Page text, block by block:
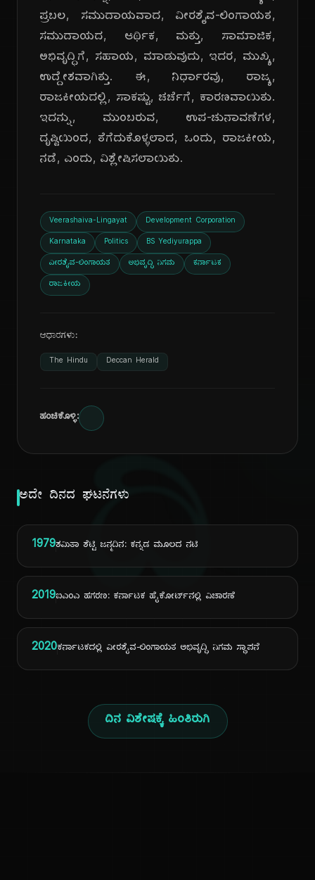
ದಿ
ಪ್ರಬಲ, ಸಮುದಾಯವಾದ, ವೀರಶೈವ-ಲಿಂಗಾಯತ,
ಸಮುದಾಯದ, ಆರ್ಥಿಕ, ಮತ್ತು, ಸಾಮಾಜಿಕ,
ಅಭಿವೃದ್ಧಿಗೆ, ಸಹಾಯ, ಮಾಡುವುದು, ಇದರ, ಮುಖ್ಯ,
ಉದ್ದೇಶವಾಗಿತ್ತು. ಈ, ನಿರ್ಧಾರವು, ರಾಜ್ಯ,
ರಾಜಕೀಯದಲ್ಲಿ, ಸಾಕಷ್ಟು, ಚರ್ಚೆಗೆ, ಕಾರಣವಾಯಿತು.
ಇದನ್ನು, ಮುಂಬರುವ, ಉಪ-ಚುನಾವಣೆಗಳ,
ದೃಷ್ಟಿಯಿಂದ, ತೆಗೆದುಕೊಳ್ಳಲಾದ, ಒಂದು, ರಾಜಕೀಯ,
ನಡೆ, ಎಂದು, ವಿಶ್ಲೇಷಿಸಲಾಯಿತು.
Veerashaiva-Lingayat Development Corporation
Karnataka Politics BS Yediyurappa
ವೀರಶೈವ-ಲಿಂಗಾಯತ ಅಭಿವೃದ್ಧಿ ನಿಗಮ ಕರ್ನಾಟಕ
ರಾಜಕೀಯ
ಆಧಾರಗಳು:
The Hindu Deccan Herald
ಹಂಚಿಕೊಳ್ಳಿ:
ಅದೇ ದಿನದ ಘಟನೆಗಳು
1979ಶಮಿತಾ ಶೆಟ್ಟಿ ಜನ್ಮದಿನ: ಕನ್ನಡ ಮೂಲದ ನಟಿ
2019ಐಎಂಎ ಹಗರಣ: ಕರ್ನಾಟಕ ಹೈಕೋರ್ಟ್‌ನಲ್ಲಿ ವಿಚಾರಣೆ
2020ಕರ್ನಾಟಕದಲ್ಲಿ ವೀರಶೈವ-ಲಿಂಗಾಯತ ಅಭಿವೃದ್ಧಿ ನಿಗಮ ಸ್ಥಾಪನೆ
ದಿನ ವಿಶೇಷಕ್ಕೆ ಹಿಂತಿರುಗಿ